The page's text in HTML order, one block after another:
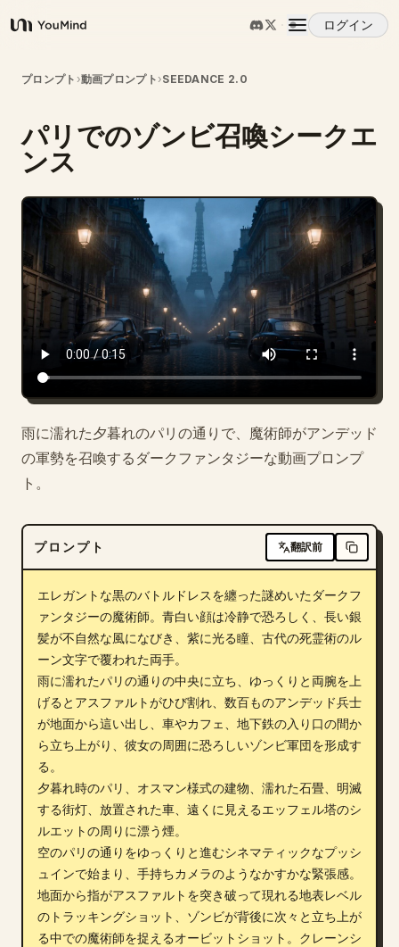
YouMind
ログイン
概要
ユースケース
スキル
プロンプト
料金
ダウンロード
ブログ
更新情報
プロンプト ›動画プロンプト ›SEEDANCE 2.0
パリでのゾンビ召喚シークエ
ンス
雨に濡れた夕暮れのパリの通りで、魔術師がアンデッド
の軍勢を召喚するダークファンタジーな動画プロンプ
ト。
プロンプト 翻訳前
エレガントな黒のバトルドレスを纏った謎めいたダークフ
ァンタジーの魔術師。青白い顔は冷静で恐ろしく、長い銀
髪が不自然な風になびき、紫に光る瞳、古代の死霊術のル
ーン文字で覆われた両手。
雨に濡れたパリの通りの中央に立ち、ゆっくりと両腕を上
げるとアスファルトがひび割れ、数百ものアンデッド兵士
が地面から這い出し、車やカフェ、地下鉄の入り口の間か
ら立ち上がり、彼女の周囲に恐ろしいゾンビ軍団を形成す
る。
夕暮れ時のパリ、オスマン様式の建物、濡れた石畳、明滅
する街灯、放置された車、遠くに見えるエッフェル塔のシ
ルエットの周りに漂う煙。
空のパリの通りをゆっくりと進むシネマティックなプッシ
ュインで始まり、手持ちカメラのようなかすかな緊張感。
地面から指がアスファルトを突き破って現れる地表レベル
のトラッキングショット、ゾンビが背後に次々と立ち上が
る中での魔術師を捉えるオービットショット。クレーンシ